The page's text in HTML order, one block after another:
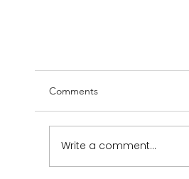
Comments
Write a comment...